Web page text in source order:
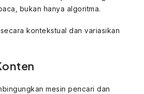
bukan hanya algoritma.
kontekstual dan variasikan
mesin pencari dan